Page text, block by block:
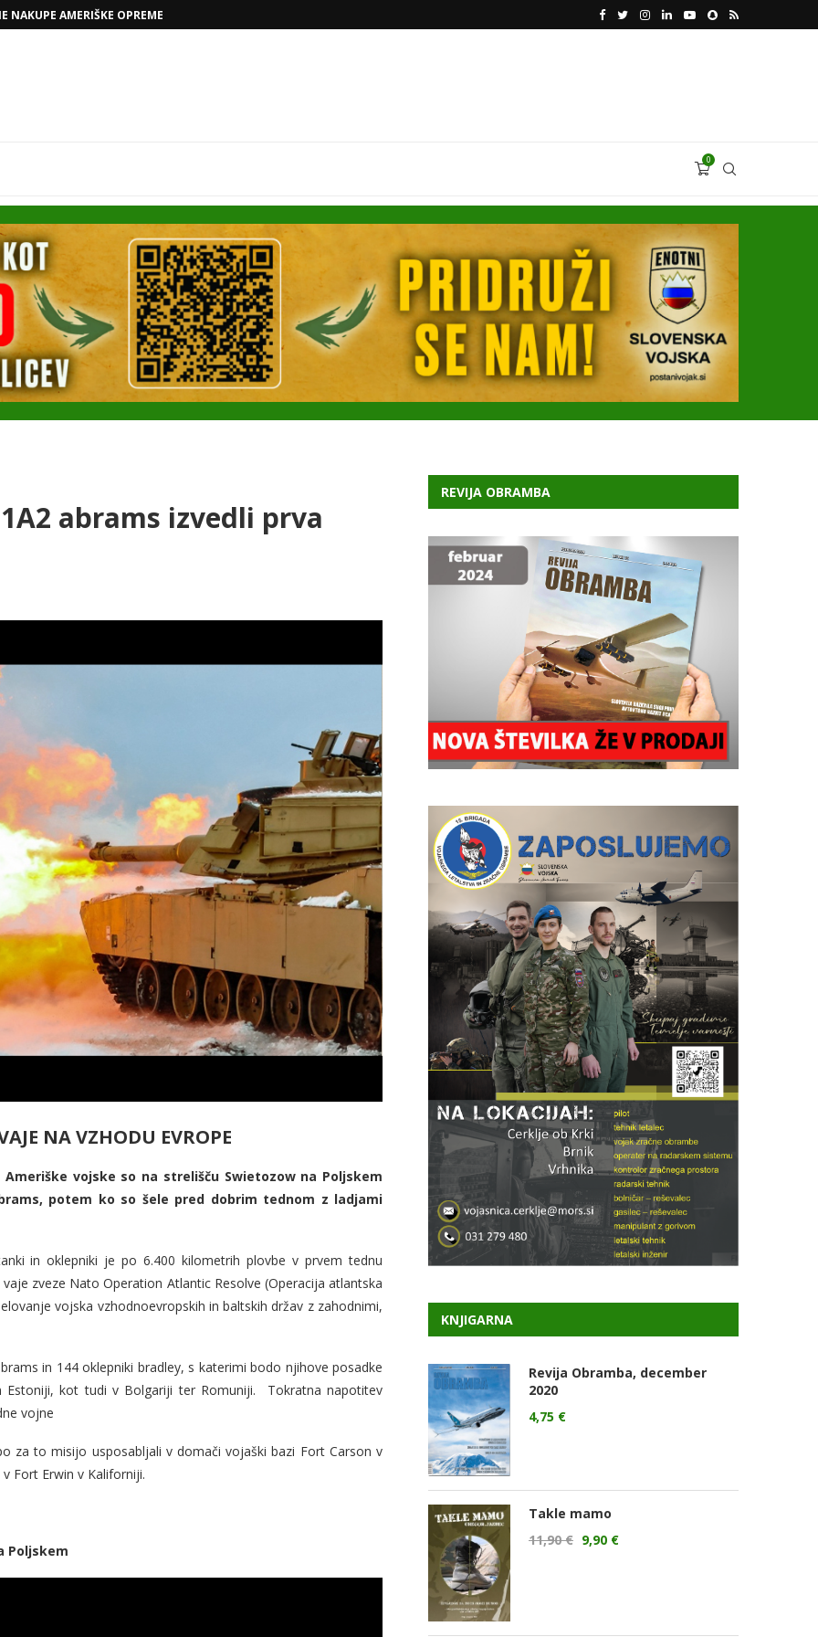
NAČRTE Z RAFAELOM VODJA UKROBORONPROMA HERMAN SMETANIN
0
abrams izvedli prva
NA VZHODU EVROPE
vojske so na strelišču Swietozow na Poljskem
potem ko so šele pred dobrim tednom z ladjami
in oklepniki je po 6.400 kilometrih plovbe v prvem tednu
zveze Nato Operation Atlantic Resolve (Operacija atlantska
vojska vzhodnoevropskih in baltskih držav z zahodnimi,
in 144 oklepniki bradley, s katerimi bodo njihove posadke
kot tudi v Bolgariji ter Romuniji. Tokratna napotitev
vojne
za to misijo usposabljali v domači vojaški bazi Fort Carson v
Fort Erwin v Kaliforniji.
Poljskem
REVIJA OBRAMBA
KNJIGARNA
Revija Obramba, december
2020
4,75 €
Takle mamo
11,90€ 9,90 €